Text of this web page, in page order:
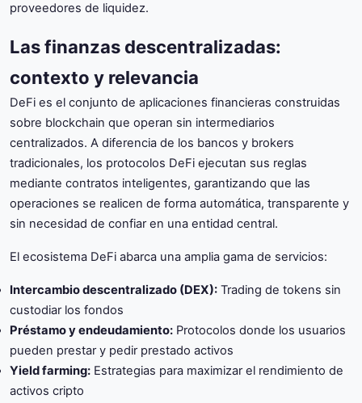
proveedores de liquidez.
Las finanzas descentralizadas:
contexto y relevancia
DeFi es el conjunto de aplicaciones financieras construidas
sobre blockchain que operan sin intermediarios
centralizados. A diferencia de los bancos y brokers
tradicionales, los protocolos DeFi ejecutan sus reglas
mediante contratos inteligentes, garantizando que las
operaciones se realicen de forma automática, transparente y
sin necesidad de confiar en una entidad central.
El ecosistema DeFi abarca una amplia gama de servicios:
Intercambio descentralizado (DEX): Trading de tokens sin
custodiar los fondos
Préstamo y endeudamiento: Protocolos donde los usuarios
pueden prestar y pedir prestado activos
Yield farming: Estrategias para maximizar el rendimiento de
activos cripto